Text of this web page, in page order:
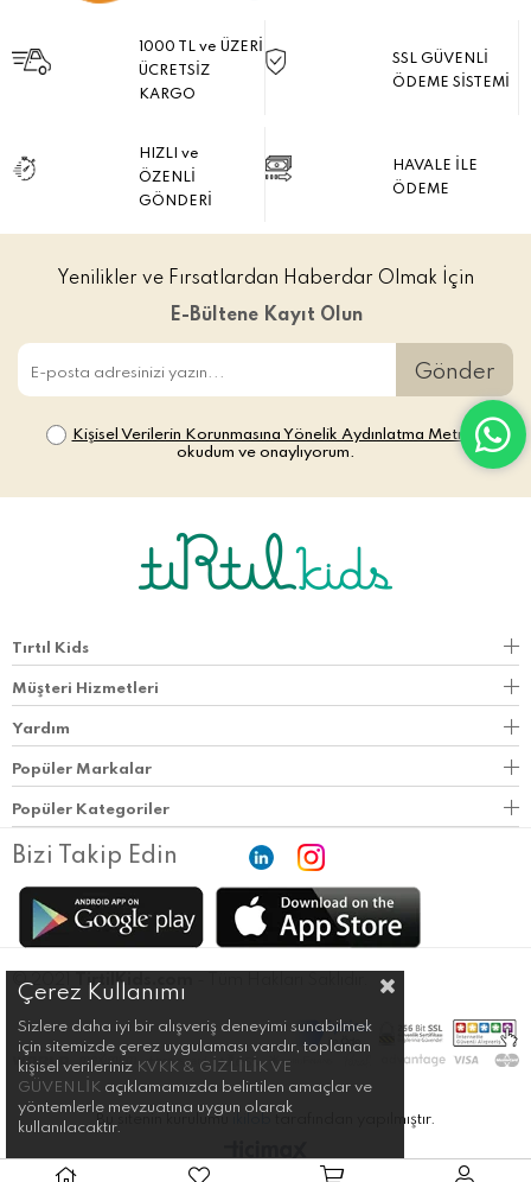
1000 TL ve ÜZERİ
ÜCRETSİZ
KARGO
SSL GÜVENLİ
ÖDEME SİSTEMİ
HIZLI ve
ÖZENLİ
GÖNDERİ
HAVALE İLE
ÖDEME
Yenilikler ve Fırsatlardan Haberdar Olmak İçin
E-Bültene Kayıt Olun
Gönder
Kişisel Verilerin Korunmasına Yönelik Aydınlatma Metni’ni
okudum ve onaylıyorum.
Tırtıl Kids
Müşteri Hizmetleri
Yardım
Popüler Markalar
Popüler Kategoriler
Bizi Takip Edin
© 2021 TirtilKids.com
Bu sitenin kurulumu tarafından yapılmıştır.
Çerez Kullanımı
Sizlere daha iyi bir alışveriş deneyimi sunabilmek
için sitemizde çerez uygulaması vardır, toplanan
kişisel verileriniz KVKK & GİZLİLİK VE
GÜVENLİK açıklamamızda belirtilen amaçlar ve
yöntemlerle mevzuatına uygun olarak
kullanılacaktır.